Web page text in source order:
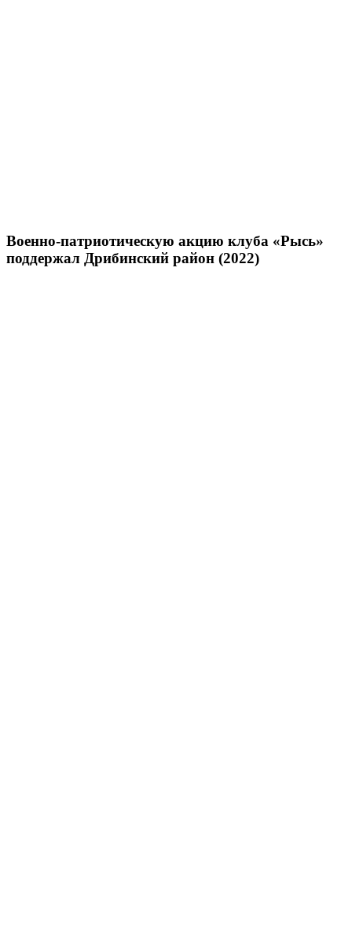
Военно-патриотическую акцию клуба «Рысь»
поддержал Дрибинский район (2022)